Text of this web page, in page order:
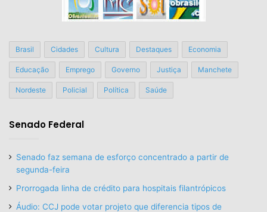
Brasil Cidades Cultura Destaques Economia
Educação Emprego Governo Justiça Manchete
Nordeste Policial Política Saúde
Senado Federal
Senado faz semana de esforço concentrado a partir de
segunda-feira
Prorrogada linha de crédito para hospitais filantrópicos
Áudio: CCJ pode votar projeto que diferencia tipos de